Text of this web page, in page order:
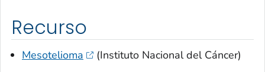
Recurso
Mesotelioma (Instituto Nacional del Cáncer)